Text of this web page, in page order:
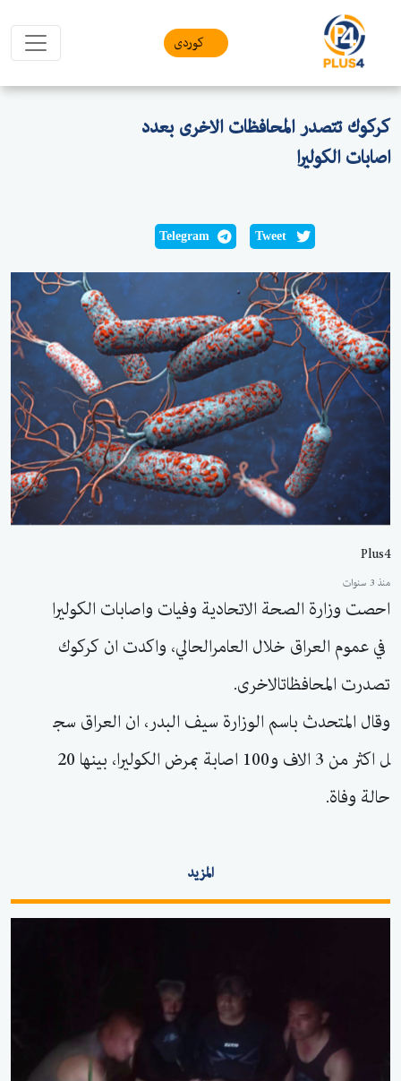
کوردی
كركوك تتصدر المحافظات الاخرى بعدد
اصابات الكوليرا
Tweet
Telegram
Plus4
منذ 3 سنوات
احصت وزارة الصحة الاتحادية وفيات واصابات الكوليرا
في عموم العراق خلال العامرالحالي، واكدت ان كركوك
تصدرت المحافظاتالاخرى.
وقال المتحدث باسم الوزارة سيف البدر، ان العراق سج
حالة وفاة.
المزيد